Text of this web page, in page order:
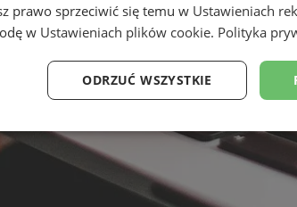
prawo sprzeciwić się temu w Ustawieniach
w Ustawieniach plików cookie. Polityka
ODRZUĆ WSZYSTKIE
Targetowanie